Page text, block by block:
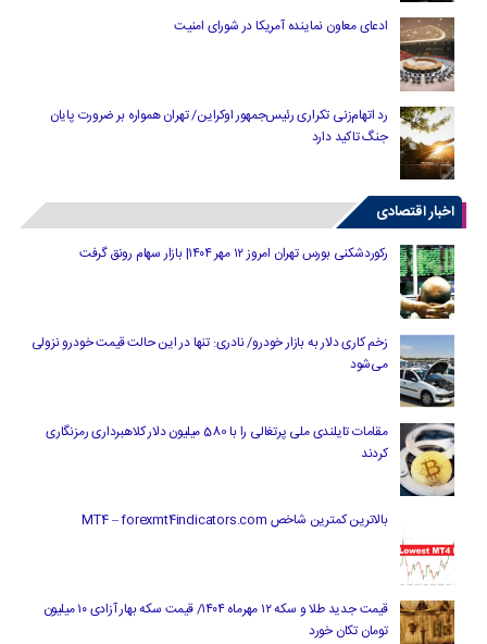
ادعای معاون نماینده آمریکا در شورای امنیت
رد اتهام‌زنی تکراری رئیس‌جمهور اوکراین/ تهران همواره بر ضرورت پایان
جنگ تاکید دارد
اخبار اقتصادی
رکوردشکنی بورس تهران امروز ۱۲ مهر ۱۴۰۴| بازار سهام رونق گرفت
زخم کاری دلار به بازار خودرو/ نادری: تنها در این حالت قیمت خودرو نزولی
می‌شود
مقامات تایلندی ملی پرتغالی را با 580 میلیون دلار کلاهبرداری رمزنگاری
کردند
بالاترین کمترین شاخص MT4 – forexmt4indicators.com
قیمت جدید طلا و سکه ۱۲ مهرماه ۱۴۰۴/ قیمت سکه بهار آزادی ۱۰ میلیون
تومان تکان خورد